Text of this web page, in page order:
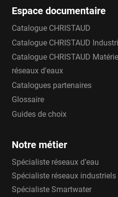
Espace documentaire
Catalogue CHRISTAUD
Catalogue CHRISTAUD
Catalogue CHRISTAUD
réseaux d'eaux
Catalogues partenaires
Glossaire
Guides de choix
Notre métier
Spécialiste réseaux d’eau
Spécialiste réseaux industriels
Spécialiste Smartwater